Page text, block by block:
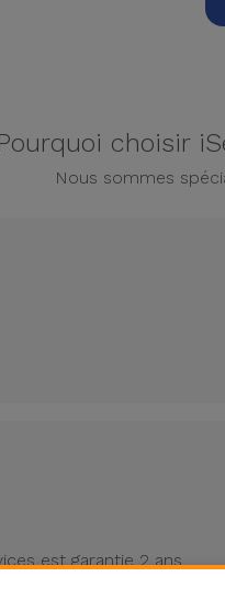
Pourquoi choisir
Nous sommes
est garantie 2 ans